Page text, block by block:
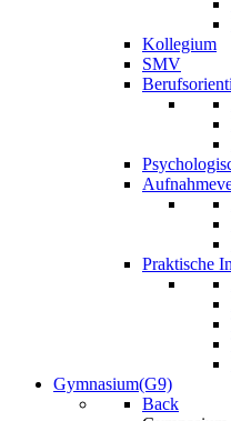
Kollegium
SMV
Praktische
Gymnasium(G9)
Back